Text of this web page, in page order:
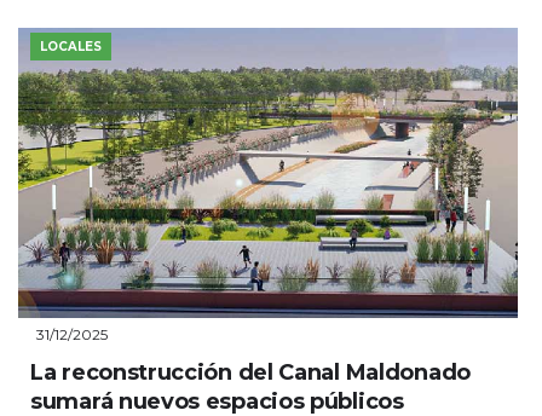
LOCALES
31/12/2025
La reconstrucción del Canal Maldonado
sumará nuevos espacios públicos